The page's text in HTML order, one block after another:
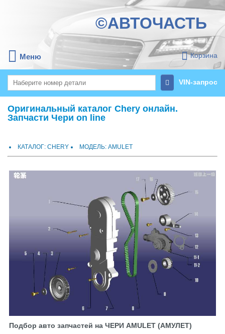
©АВТОЧАСТЬ
Меню Корзина
VIN-запрос
Оригинальный каталог Chery онлайн.
Запчасти Чери on line
КАТАЛОГ: CHERY МОДЕЛЬ: AMULET
Подбор авто запчастей на ЧЕРИ AMULET (АМУЛЕТ)